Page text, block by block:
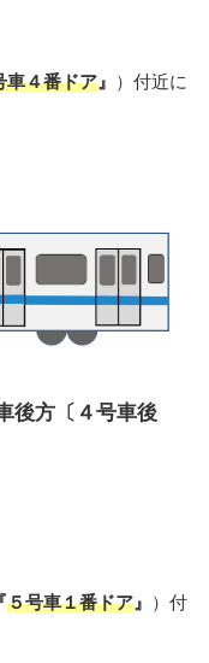
車４番ドア 』 ）付近に
後方〔４号車後
『５号車１番ドア 』 ）付